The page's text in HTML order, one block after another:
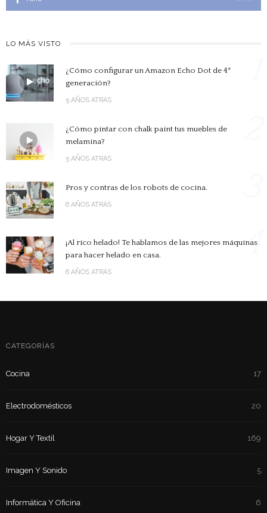
LO MÁS VISTO
¿Cómo configurar un Amazon Echo Dot de 4ª
generación?
5 AÑOS ATRÁS
¿Cómo pintar con chalk paint tus muebles de
melamina?
5 AÑOS ATRÁS
Pros y contras de los robots de cocina.
6 AÑOS ATRÁS
¡Al rico helado! Te hablamos de las mejores máquinas
para hacer helado en casa.
6 AÑOS ATRÁS
4
CATEGORÍAS
Cocina 17
Electrodomésticos 20
Hogar Y Textil 169
Imagen Y Sonido 5
Informática Y Oficina 6